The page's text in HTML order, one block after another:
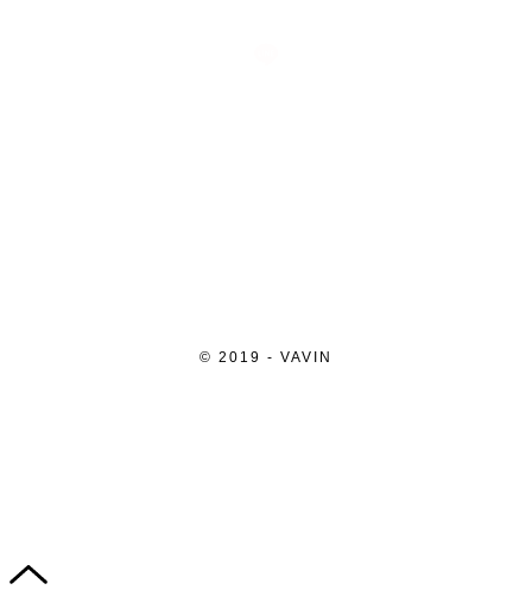
© 2019 - VAVIN